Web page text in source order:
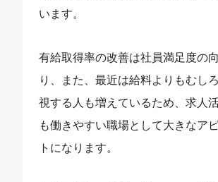
います。
有給取得率の改善は社員満足度の
り、また、最近は給料よりもむし
視する人も増えているため、求人
も働きやすい職場として大きなア
トになります。